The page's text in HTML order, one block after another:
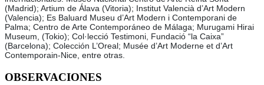
(Madrid); Artium de Álava (Vitoria); Institut Valencià d’Art Modern
(Valencia); Es Baluard Museu d’Art Modern i Contemporani de
Palma; Centro de Arte Contemporáneo de Málaga; Murugami Hirai
Museum, (Tokio); Col·lecció Testimoni, Fundació “la Caixa”
(Barcelona); Colección L’Oreal; Musée d’Art Moderne et d’Art
Contemporain-Nice, entre otras.
OBSERVACIONES